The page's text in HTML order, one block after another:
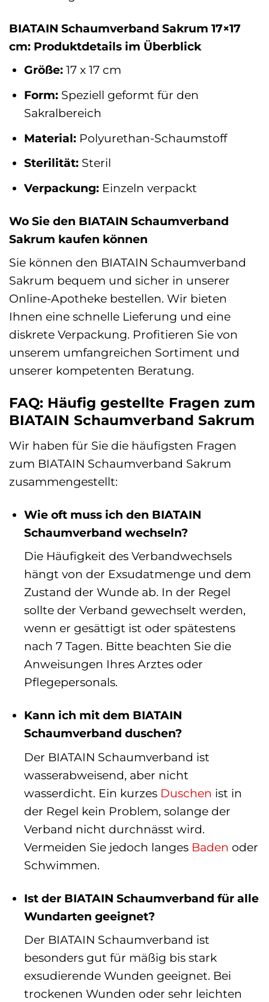
BIATAIN Schaumverband Sakrum 17×17
cm: Produktdetails im Überblick
Größe:17 x 17 cm
Form:Speziell geformt für den
Sakralbereich
Material:Polyurethan-Schaumstoff
Sterilität:Steril
Verpackung:Einzeln verpackt
Wo Sie den BIATAIN Schaumverband
Sakrum kaufen können
Sie können den BIATAIN Schaumverband
Sakrum bequem und sicher in unserer
Online-Apotheke bestellen. Wir bieten
Ihnen eine schnelle Lieferung und eine
diskrete Verpackung. Profitieren Sie von
unserem umfangreichen Sortiment und
unserer kompetenten Beratung.
FAQ: Häufig gestellte Fragen zum
BIATAIN Schaumverband Sakrum
Wir haben für Sie die häufigsten Fragen
zum BIATAIN Schaumverband Sakrum
zusammengestellt:
Wie oft muss ich den BIATAIN
Schaumverband wechseln?
Die Häufigkeit des Verbandwechsels
hängt von der Exsudatmenge und dem
Zustand der Wunde ab. In der Regel
sollte der Verband gewechselt werden,
wenn er gesättigt ist oder spätestens
nach 7 Tagen. Bitte beachten Sie die
Anweisungen Ihres Arztes oder
Pflegepersonals.
Kann ich mit dem BIATAIN
Schaumverband duschen?
Der BIATAIN Schaumverband ist
wasserabweisend, aber nicht
wasserdicht. Ein kurzes Duschen ist in
der Regel kein Problem, solange der
Verband nicht durchnässt wird.
Vermeiden Sie jedoch langes Baden oder
Schwimmen.
Ist der BIATAIN Schaumverband für alle
Wundarten geeignet?
Der BIATAIN Schaumverband ist
besonders gut für mäßig bis stark
exsudierende Wunden geeignet. Bei
trockenen Wunden oder sehr leichten